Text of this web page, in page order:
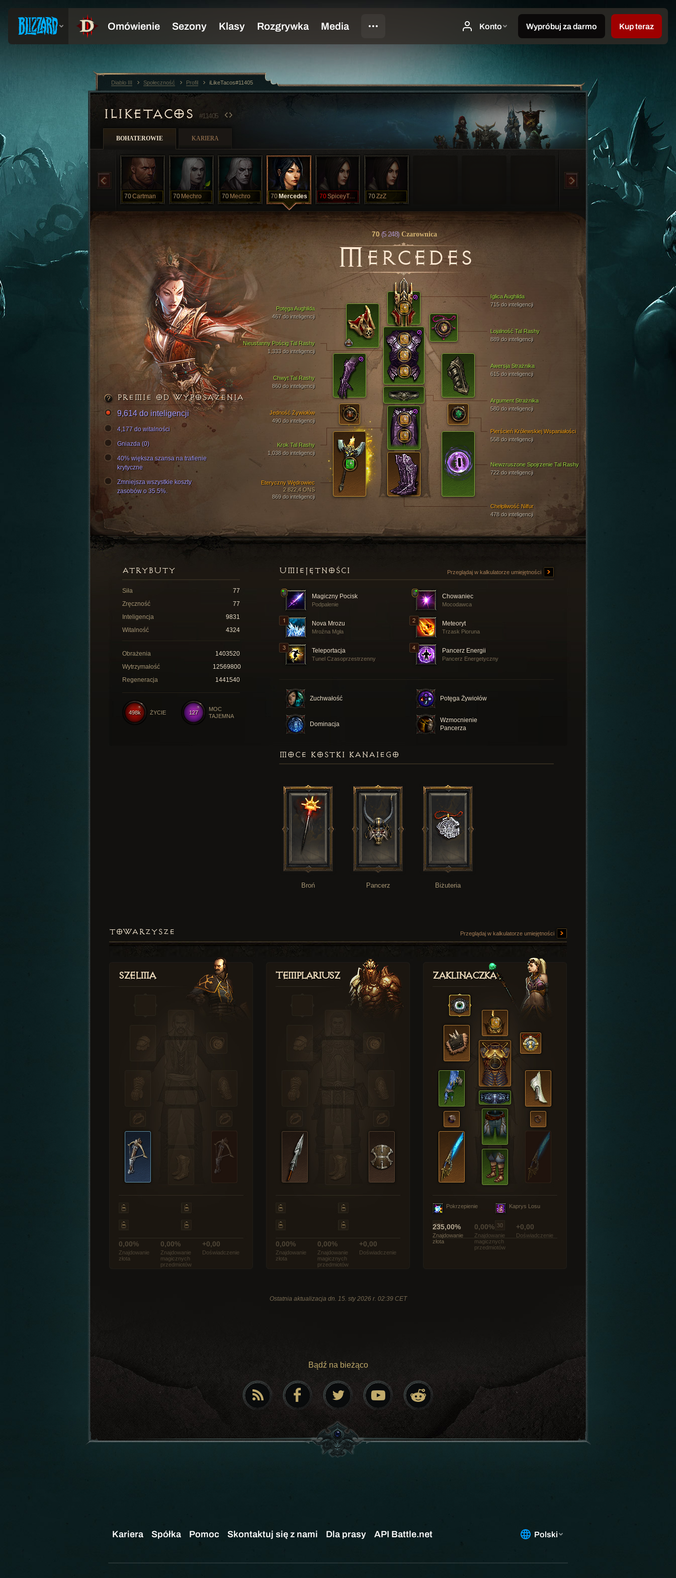
ILIKETACOS #11405
BOHATEROWIE KARIERA
70Cartman 70 Mechro 70 Mechro 70 Mercedes 70 SpiceyTaco 70ZzZ
70(5 248) Czarownica
MERCEDES
Iglica Aughilda
715 do inteligencji
Nieustanny Pościg Tal Rashy
1,333 do inteligencji
Chełpliwość Nilfur
478 do inteligencji
Chwyt Tal Rashy
860 do inteligencji
Potęga Aughilda
467 do inteligencji
Krok Tal Rashy
1,038 do inteligencji
Awersja Strażnika
615 do inteligencji
Eteryczny Wędrowiec
2 822,4 ONS
869 do inteligencji
Niewzruszone Spojrzenie Tal Rashy
722 do inteligencji
Argument Strażnika
580 do inteligencji
Pierścień Królewskiej Wspaniałości
558 do inteligencji
Jedność Żywiołów
490 do inteligencji
Lojalność Tal Rashy
889 do inteligencji
PREMIE OD WYPOSAŻENIA
9,614 do inteligencji
4,177 do witalności
Gniazda (0)
40% większa szansa na trafienie
krytyczne
Zmniejsza wszystkie koszty
zasobów o 35.5%.
UMIEJĘTNOŚCI Przeglądaj w kalkulatorze umiejętności
Magiczny Pocisk
Podpalenie
Chowaniec
Mocodawca
Nova Mrozu
Mroźna Mgła
Meteoryt
Trzask Pioruna
Teleportacja
Tunel Czasoprzestrzenny
Pancerz Energii
Pancerz Energetyczny
Zuchwałość Potęga Żywiołów
Dominacja
Wzmocnienie
Pancerza
ATRYBUTY
Siła
77
Zręczność
77
Inteligencja
9831
Witalność
4324
Obrażenia
1403520
Wytrzymałość
12569800
Regeneracja
1441540
127
MOC
TAJEMNA
498k ŻYCIE
MOCE KOSTKI KANAIEGO
Broń Pancerz Biżuteria
TOWARZYSZE Przeglądaj w kalkulatorze umiejętności
Szelma
0,00%
Znajdowanie
złota
0,00%
Znajdowanie
magicznych
przedmiotów
+0,00
Doświadczenie
Templariusz
0,00%
Znajdowanie
złota
0,00%
Znajdowanie
magicznych
przedmiotów
+0,00
Doświadczenie
Zaklinaczka
Pokrzepienie Kaprys Losu
235,00%
Znajdowanie
złota
0,00%
Znajdowanie
magicznych
przedmiotów
+0,00
Doświadczenie
Ostatnia aktualizacja dn. 15. sty 2026 r. 02:39 CET
Bądź na bieżąco
Diablo III Społeczność Profil iLikeTacos#11405